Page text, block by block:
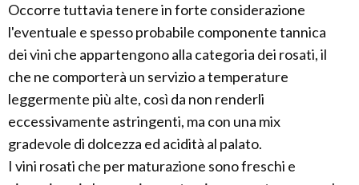
Occorre tuttavia tenere in forte considerazione
l'eventuale e spesso probabile componente tannica
dei vini che appartengono alla categoria dei rosati, il
che ne comporterà un servizio a temperature
leggermente più alte, così da non renderli
eccessivamente astringenti, ma con una mix
gradevole di dolcezza ed acidità al palato.
I vini rosati che per maturazione sono freschi e